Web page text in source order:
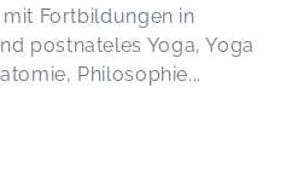
Fortbildungen in
postnateles Yoga, Yoga
Philosophie...